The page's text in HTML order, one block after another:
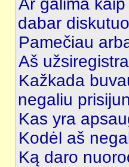
Ar galima
dabar
Pamečiau
Aš
Kažkada
negaliu
Kas yra
Kodėl aš
Ką daro